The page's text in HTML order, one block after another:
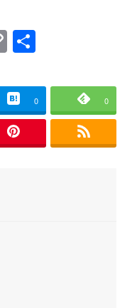
C
o
p
y
Li
n
共
0 0